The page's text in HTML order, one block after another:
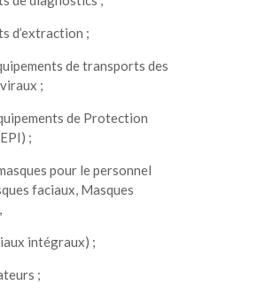
d’extraction ;
de transports des
;
de Protection
;
pour le personnel
faciaux, Masques
intégraux) ;
;